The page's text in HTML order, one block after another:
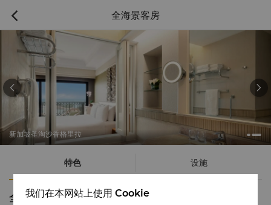
 全海景客房
新加坡圣淘沙香格里拉
 
特色 设施
全海景客房
我们在本网站上使用 Cookie